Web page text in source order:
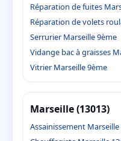
Réparation de fuites
Réparation de volets
Serrurier Marseille 9ème
Vidange bac à graisses
Vitrier Marseille 9ème
Marseille (13013)
Assainissement